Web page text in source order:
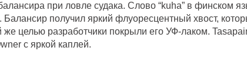
при ловле судака. Слово “kuha” в финском
Балансир получил яркий флуоресцентный хвост,
же целью разработчики покрыли его УФ-лаком.
с яркой каплей.